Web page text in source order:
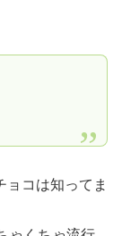
ョコは知ってま